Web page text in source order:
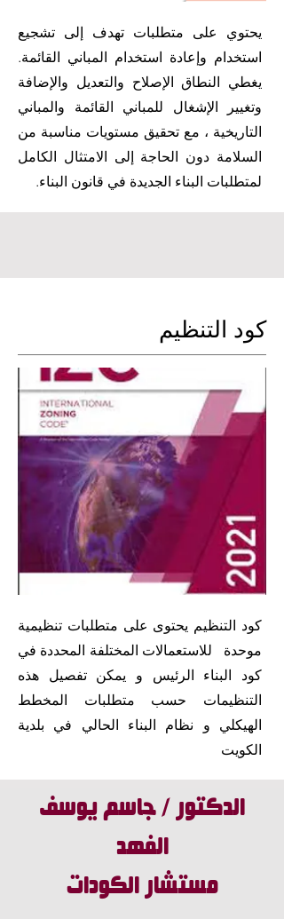
يحتوي على متطلبات تهدف إلى تشجيع
استخدام وإعادة استخدام المباني القائمة.
يغطي النطاق الإصلاح والتعديل والإضافة
وتغيير الإشغال للمباني القائمة والمباني
التاريخية ، مع تحقيق مستويات مناسبة من
السلامة دون الحاجة إلى الامتثال الكامل
لمتطلبات البناء الجديدة في قانون البناء.
كود التنظيم
كود التنظيم يحتوى على متطلبات تنظيمية
موحدة للاستعمالات المختلفة المحددة في
كود البناء الرئيس و يمكن تفصيل هذه
التنظيمات حسب متطلبات المخطط
الهيكلي و نظام البناء الحالي في بلدية
الكويت
الدكتور / جاسم يوسف
الفهد
مستشار الكودات